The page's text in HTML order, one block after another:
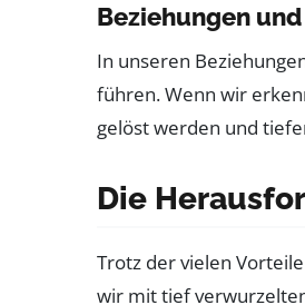
Beziehungen
In unseren
führen. Wenn wir
gelöst werden und
Die
Trotz der vielen
wir mit tief